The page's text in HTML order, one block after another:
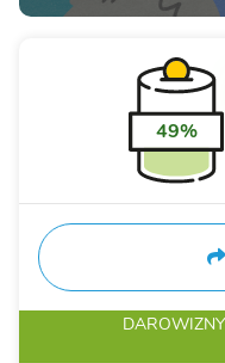
49%